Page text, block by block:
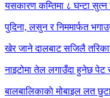
यसकारण कम्तिमा ८ घन्टा
पुदिना, लसुन र निममार्फत
खेर जाने दालबाट सजिलै
नाइटोमा तेल लगाउँदा हुनेछ पेट
बालबालिकाकाे मोबाइल लत